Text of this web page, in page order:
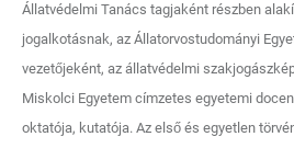
Állatvédelmi Tanács tagjaként részben
jogalkotásnak, az Állatorvostudományi
vezetőjeként, az állatvédelmi
Miskolci Egyetem címzetes egyetemi
oktatója, kutatója. Az első és egyetlen